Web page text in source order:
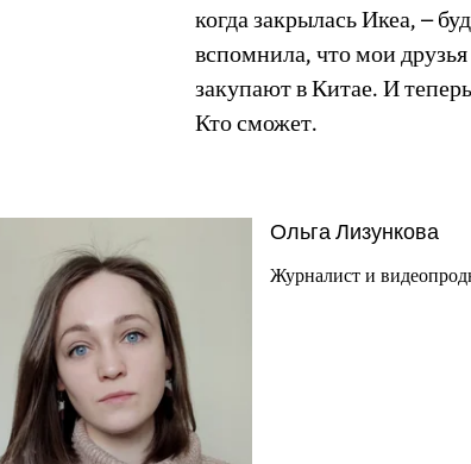
когда закрылась Икеа, –
вспомнила, что мои
закупают в Китае. И
Кто сможет.
Ольга Лизункова
Журналист и